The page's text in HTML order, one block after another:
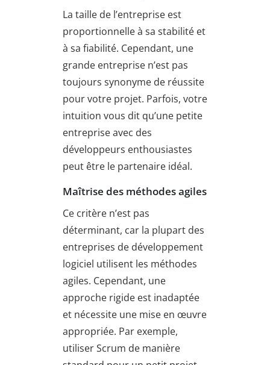
La taille de l’entreprise est
proportionnelle à sa stabilité et
à sa fiabilité. Cependant, une
grande entreprise n’est pas
toujours synonyme de réussite
pour votre projet. Parfois, votre
intuition vous dit qu’une petite
entreprise avec des
développeurs enthousiastes
peut être le partenaire idéal.
Maîtrise des méthodes agiles
Ce critère n’est pas
déterminant, car la plupart des
entreprises de développement
logiciel utilisent les méthodes
agiles. Cependant, une
approche rigide est inadaptée
et nécessite une mise en œuvre
appropriée. Par exemple,
utiliser Scrum de manière